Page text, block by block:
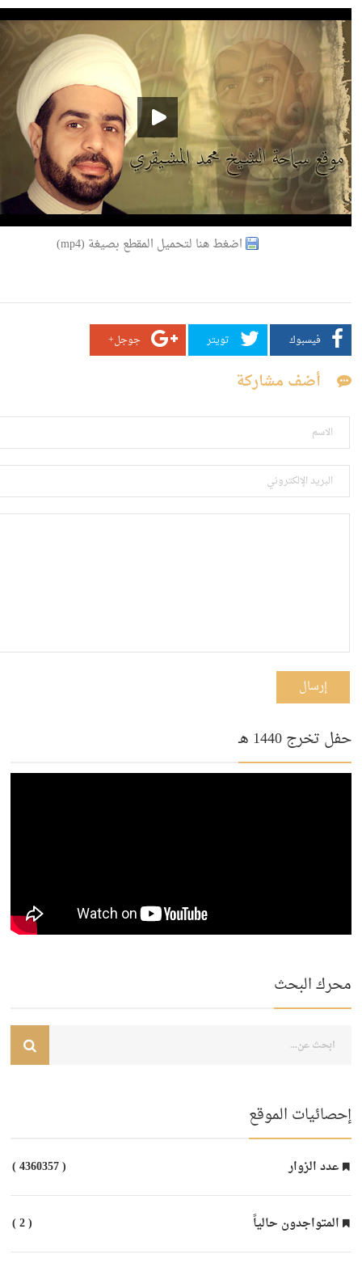
اضغط هنا لتحميل المقطع بصيغة (mp4)
فيسبوك تويتر جوجل+
أضف مشاركة
إرسال
حفل تخرج 1440 هـ
محرك البحث
إحصائيات الموقع
عدد الزوار ( 4360357 )
المتواجدون حالياً ( 2 )